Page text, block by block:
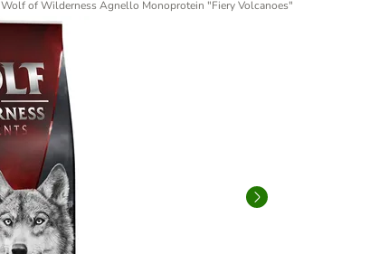
Wolf of Wilderness Agnello Monoprotein "Fiery Volcanoes"